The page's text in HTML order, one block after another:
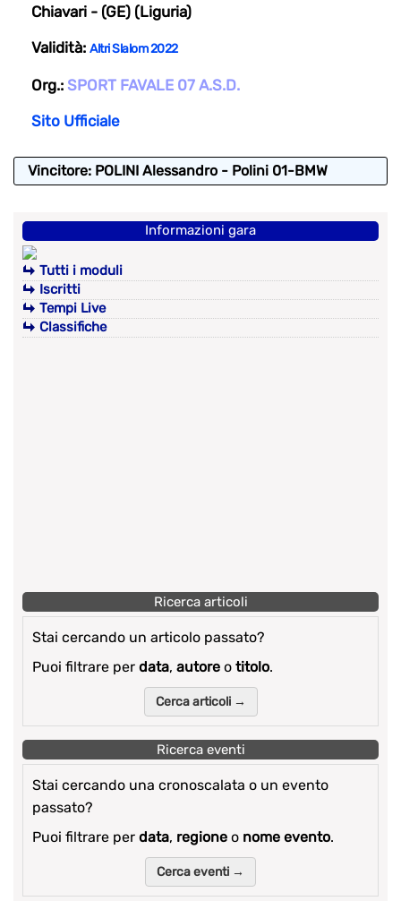
Chiavari - (GE) (Liguria)
Validità: Altri Slalom 2022
Org.: SPORT FAVALE 07 A.S.D.
Sito Ufficiale
Vincitore: POLINI Alessandro - Polini 01-BMW
Informazioni gara
Tutti i moduli
Iscritti
Tempi Live
Classifiche
Ricerca articoli
Stai cercando un articolo passato?
Puoi filtrare per data, autore o titolo.
Cerca articoli →
Ricerca eventi
Stai cercando una cronoscalata o un evento
passato?
Puoi filtrare per data, regione o nome evento.
Cerca eventi →